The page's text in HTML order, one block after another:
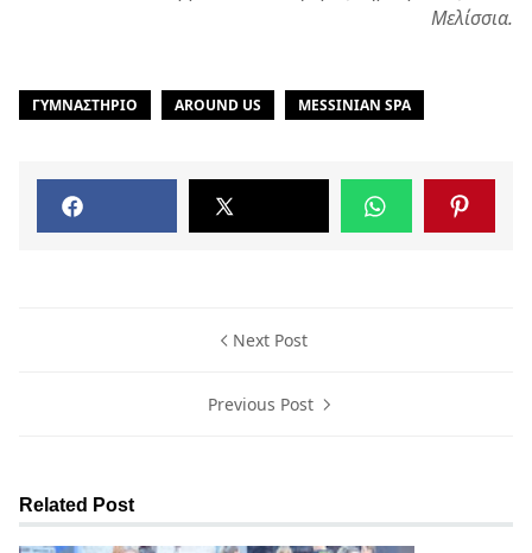
Μελίσσια.
ΓΥΜΝΑΣΤΉΡΙΟ AROUND US MESSINIAN SPA
Next Post
Previous Post
Related Post